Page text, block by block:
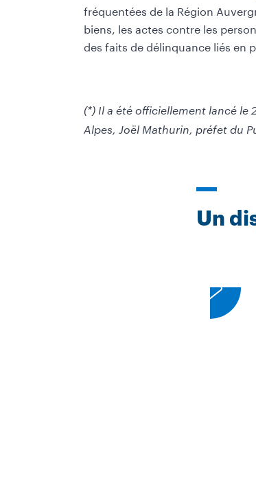
fréquentées de la Région
biens, les actes contre les
des faits de délinquance liés en
(*) Il a été officiellement lancé le
Alpes, Joël Mathurin, préfet du
Un